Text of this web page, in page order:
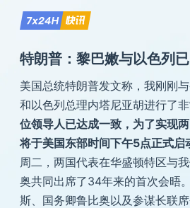
特朗普：黎巴嫩与以色列
美国总统特朗普发文称，我刚刚
和以色列总理内塔尼亚胡进行了非
位领导人已达成一致，为了实现
将于美国东部时间下午5点正式启
周二，两国代表在华盛顿特区与
奥共同出席了34年来的首次会晤
斯、国务卿鲁比奥以及参谋长联